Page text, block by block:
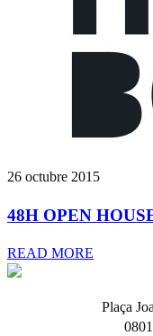
26 octubre 2015
48H OPEN
READ MORE
Plaça